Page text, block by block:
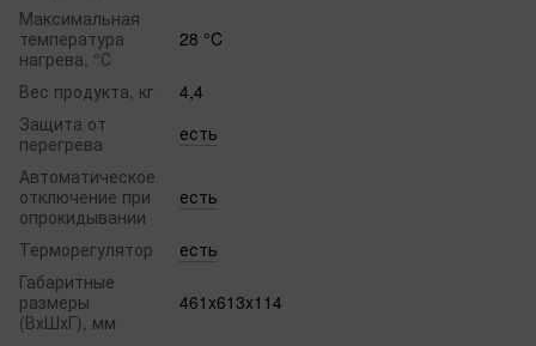
Максимальная
температура
нагрева, °С
28 °C
Вес продукта, кг
4,4
Защита от
перегрева
есть
Автоматическое
отключение при
опрокидывании
есть
Терморегулятор
есть
Габаритные
размеры
(ВхШхГ), мм
461x613x114